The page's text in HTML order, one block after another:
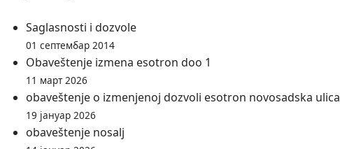
Saglasnosti i dozvole
01 септембар 2014
Оbaveštenje izmena esotron doo 1
11 март 2026
obaveštenje o izmenjenoj dozvoli esotron novosadska ulica
19 јануар 2026
obaveštenje nosalj